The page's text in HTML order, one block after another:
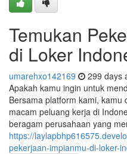
Temukan
di Loker
umarehxo142169 299 days
Apakah kamu ingin untuk
Bersama platform kami,
macam peluang kerja di
beragam perusahaan yang
https://
pekerjaan-impianmu-di-loker-